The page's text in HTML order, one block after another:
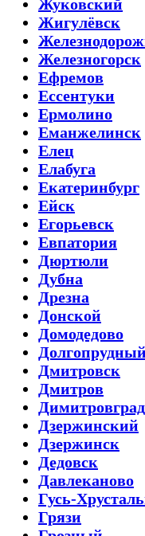
Жуковский
Жигулёвск
Железногорск
Ефремов
Ессентуки
Ермолино
Еманжелинск
Елец
Елабуга
Екатеринбург
Ейск
Егорьевск
Евпатория
Дюртюли
Дубна
Дрезна
Донской
Домодедово
Долгопрудный
Дмитровск
Дмитров
Димитровград
Дзержинский
Дзержинск
Дедовск
Давлеканово
Гусь-
Грязи